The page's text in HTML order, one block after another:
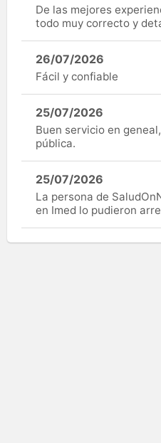
De las mejores
todo muy correcto y
26/07/2026
Fácil y confiable
25/07/2026
Buen servicio en
pública.
25/07/2026
La persona de
en Imed lo pudieron